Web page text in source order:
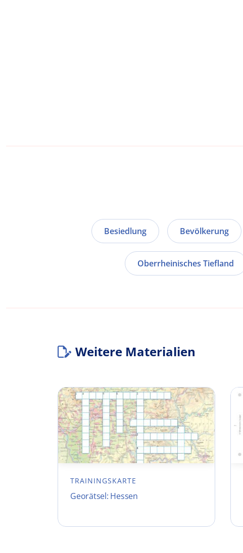
Besiedlung Bevölkerung
Oberrheinisches Tiefland
Weitere Materialien
TRAININGSKARTE
Georätsel: Hessen